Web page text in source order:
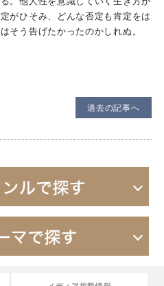
がひそみ、どんな否定も肯定をは
そう告げたかったのかしれぬ。
過去の記事へ